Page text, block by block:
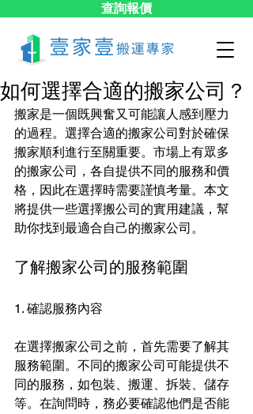
查詢報價
如何選擇合適的搬家公司？
搬家是一個既興奮又可能讓人感到壓力
的過程。選擇合適的搬家公司對於確保
搬家順利進行至關重要。市場上有眾多
的搬家公司，各自提供不同的服務和價
格，因此在選擇時需要謹慎考量。本文
將提供一些選擇搬公司的實用建議，幫
助你找到最適合自己的搬家公司。
了解搬家公司的服務範圍
1. 確認服務內容
在選擇搬家公司之前，首先需要了解其
服務範圍。不同的搬家公司可能提供不
同的服務，如包裝、搬運、拆裝、儲存
等。在詢問時，務必要確認他們是否能